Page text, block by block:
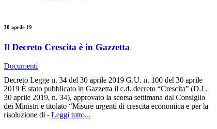
30 aprile 19
Il Decreto Crescita è in Gazzetta
Documenti
Decreto Legge n. 34 del 30 aprile 2019 G.U. n. 100 del 30 aprile
2019 È stato pubblicato in Gazzetta il c.d. decreto “Crescita” (D.L.
30 aprile 2019, n. 34), approvato la scorsa settimana dal Consiglio
dei Ministri e titolato “Misure urgenti di crescita economica e per la
risoluzione di - Leggi tutto...